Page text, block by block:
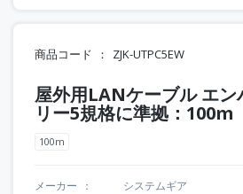
商品コード ZJK-UTPC5EW
屋外用LANケーブル エン
リー5規格に準拠：100m
100m
メーカー
システムギア